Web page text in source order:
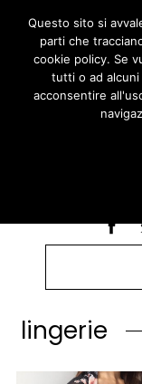
r
c
h
lingerie
Questo sito si
parti che
cookie policy. Se
tutti o ad alcuni
acconsentire